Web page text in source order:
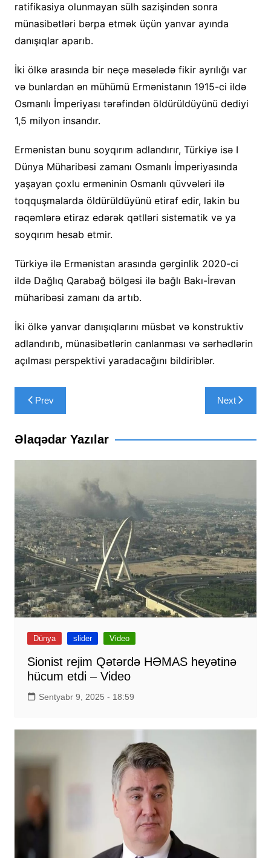
ratifikasiya olunmayan sülh sazişindən sonra
münasibətləri bərpa etmək üçün yanvar ayında
danışıqlar aparıb.
İki ölkə arasında bir neçə məsələdə fikir ayrılığı var
və bunlardan ən mühümü Ermənistanın 1915-ci ildə
Osmanlı İmperiyası tərəfindən öldürüldüyünü dediyi
1,5 milyon insandır.
Ermənistan bunu soyqırım adlandırır, Türkiyə isə I
Dünya Müharibəsi zamanı Osmanlı İmperiyasında
yaşayan çoxlu erməninin Osmanlı qüvvələri ilə
toqquşmalarda öldürüldüyünü etiraf edir, lakin bu
rəqəmlərə etiraz edərək qətlləri sistematik və ya
soyqırım hesab etmir.
Türkiyə ilə Ermənistan arasında gərginlik 2020-ci
ildə Dağlıq Qarabağ bölgəsi ilə bağlı Bakı-İrəvan
müharibəsi zamanı da artıb.
İki ölkə yanvar danışıqlarını müsbət və konstruktiv
adlandırıb, münasibətlərin canlanması və sərhədlərin
açılması perspektivi yaradacağını bildiriblər.
Yazı
naviqasiyası
Prev Next
Əlaqədar Yazılar
Dünya slider Video
Sionist rejim Qətərdə HƏMAS heyətinə
hücum etdi – Video
Sentyabr 9, 2025 - 18:59